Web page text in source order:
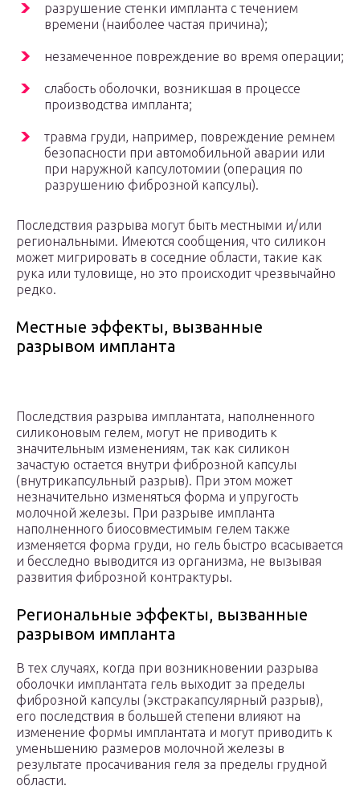
разрушение стенки импланта с течением
времени (наиболее частая причина);
незамеченное повреждение во время операции;
слабость оболочки, возникшая в процессе
производства импланта;
травма груди, например, повреждение ремнем
безопасности при автомобильной аварии или
при наружной капсулотомии (операция по
разрушению фиброзной капсулы).
Последствия разрыва могут быть местными и/или
региональными. Имеются сообщения, что силикон
может мигрировать в соседние области, такие как
рука или туловище, но это происходит чрезвычайно
редко.
Местные эффекты, вызванные
разрывом импланта
Последствия разрыва имплантата, наполненного
силиконовым гелем, могут не приводить к
значительным изменениям, так как силикон
зачастую остается внутри фиброзной капсулы
(внутрикапсульный разрыв). При этом может
незначительно изменяться форма и упругость
молочной железы. При разрыве импланта
наполненного биосовместимым гелем также
изменяется форма груди, но гель быстро всасывается
и бесследно выводится из организма, не вызывая
развития фиброзной контрактуры.
Региональные эффекты, вызванные
разрывом импланта
В тех случаях, когда при возникновении разрыва
оболочки имплантата гель выходит за пределы
фиброзной капсулы (экстракапсулярный разрыв),
его последствия в большей степени влияют на
изменение формы имплантата и могут приводить к
уменьшению размеров молочной железы в
результате просачивания геля за пределы грудной
области.